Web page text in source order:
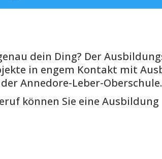
dein Ding? Der
in engem Kontakt mit
Annedore-Leber-Oberschule.
können Sie eine Ausbildung